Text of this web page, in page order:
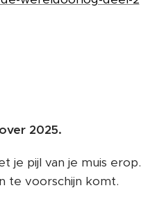
2025.
je pijl van je muis erop.
te voorschijn komt.